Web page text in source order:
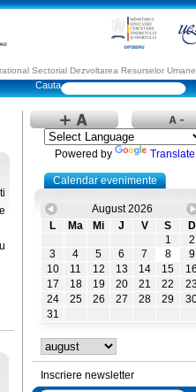
Sectorial Dezvoltarea Resurselor
Powered by Translate
Calendar evenimente
August 2026
L
Ma Mi J V S
D
1
2
3
4 5 6 7 8
9
10
11 12 13 14 15
16
17
18 19 20 21 22
23
24
25 26 27 28 29
31
Inscriere newsletter